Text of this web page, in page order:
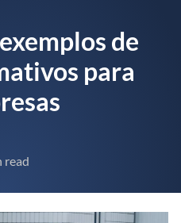
de
para
read